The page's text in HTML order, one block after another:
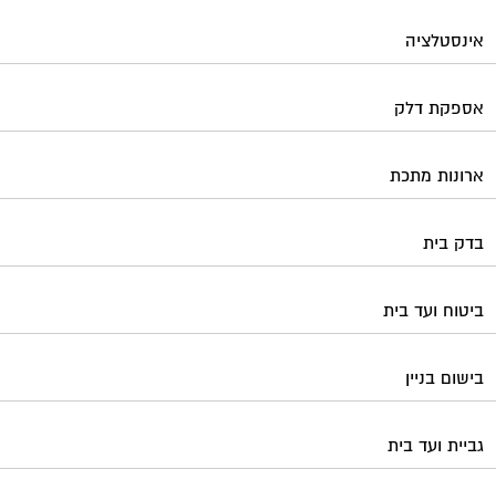
אינסטלציה
אספקת דלק
ארונות מתכת
בדק בית
ביטוח ועד בית
בישום בניין
גביית ועד בית